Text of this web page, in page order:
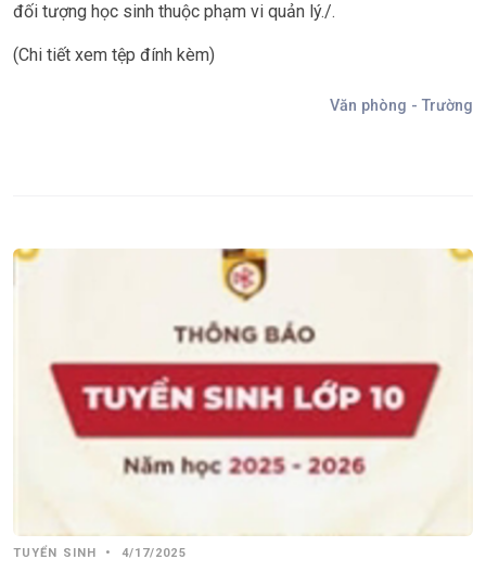
đối tượng học sinh thuộc phạm vi quản lý./.
(Chi tiết xem tệp đính kèm)
Văn phòng - Trường
TUYỂN SINH • 4/17/2025